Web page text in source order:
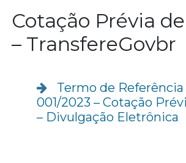
Cotação Prévia
– TransfereGovbr
Termo de
001/2023 – Cotação
– Divulgação Eletrônica